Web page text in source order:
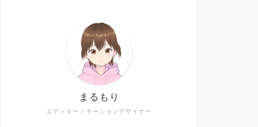
エディター / モーションデザイナー
まるもり